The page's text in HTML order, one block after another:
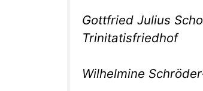
Gottfried Julius
Trinitatisfriedhof
Wilhelmine